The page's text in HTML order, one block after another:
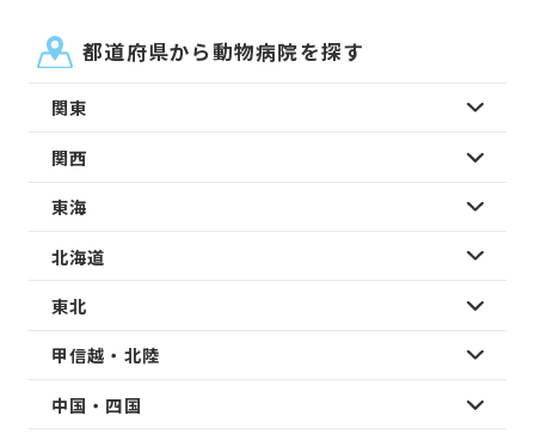
都道府県から動物病院を探す
関東
関西
東海
北海道
東北
甲信越・北陸
中国・四国